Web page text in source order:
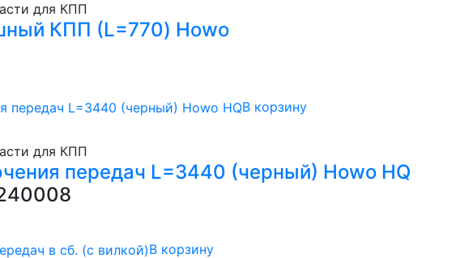
для КПП
КПП (L=770) Howo
В корзину
для КПП
передач L=3440 (черный) Howo HQ
В корзину